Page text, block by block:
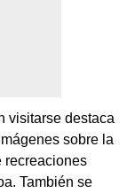
visitarse destaca
sobre la
recreaciones
También se